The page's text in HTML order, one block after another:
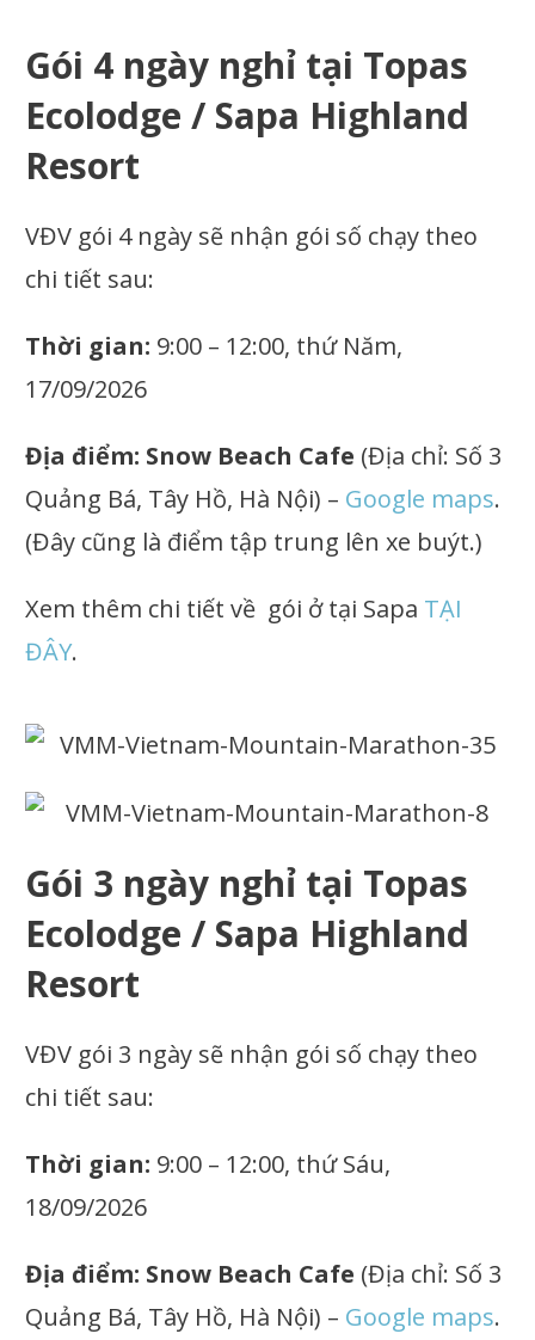
Gói 4 ngày nghỉ tại Topas
Ecolodge / Sapa Highland
Resort
VĐV gói 4 ngày sẽ nhận gói số chạy theo
chi tiết sau:
Thời gian: 9:00 – 12:00, thứ Năm,
17/09/2026
Địa điểm: Snow Beach Cafe (Địa chỉ: Số 3
Quảng Bá, Tây Hồ, Hà Nội) – Google maps.
(Đây cũng là điểm tập trung lên xe buýt.)
Xem thêm chi tiết về gói ở tại Sapa TẠI
ĐÂY.
Gói 3 ngày nghỉ tại Topas
Ecolodge / Sapa Highland
Resort
VĐV gói 3 ngày sẽ nhận gói số chạy theo
chi tiết sau:
Thời gian: 9:00 – 12:00, thứ Sáu,
18/09/2026
Địa điểm: Snow Beach Cafe (Địa chỉ: Số 3
Quảng Bá, Tây Hồ, Hà Nội) – Google maps.